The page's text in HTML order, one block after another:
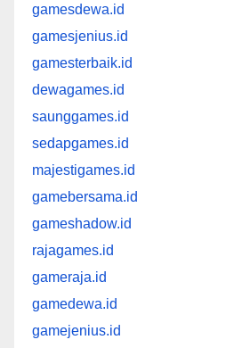
gamesdewa.id
gamesjenius.id
gamesterbaik.id
dewagames.id
saunggames.id
sedapgames.id
majestigames.id
gamebersama.id
gameshadow.id
rajagames.id
gameraja.id
gamedewa.id
gamejenius.id